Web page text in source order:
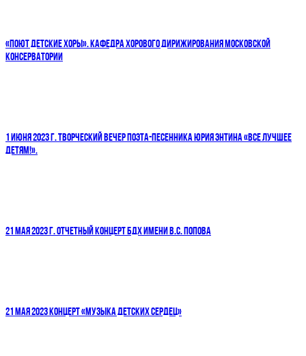
«ПОЮТ ДЕТСКИЕ ХОРЫ». КАФЕДРА ХОРОВОГО ДИРИЖИРОВАНИЯ МОСКОВСКОЙ
КОНСЕРВАТОРИИ
1 ИЮНЯ 2023 Г. ТВОРЧЕСКИЙ ВЕЧЕР ПОЭТА-ПЕСЕННИКА ЮРИЯ ЭНТИНА «ВСЕ ЛУЧШЕЕ
ДЕТЯМ!».
21 МАЯ 2023 Г. ОТЧЕТНЫЙ КОНЦЕРТ БДХ ИМЕНИ В.С. ПОПОВА
21 МАЯ 2023 КОНЦЕРТ «МУЗЫКА ДЕТСКИХ СЕРДЕЦ»